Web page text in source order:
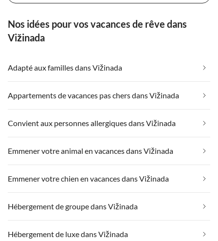
Nos idées pour vos vacances de rêve dans
Vižinada
Adapté aux familles dans Vižinada
Appartements de vacances pas chers dans Vižinada
Convient aux personnes allergiques dans Vižinada
Emmener votre animal en vacances dans Vižinada
Emmener votre chien en vacances dans Vižinada
Hébergement de groupe dans Vižinada
Hébergement de luxe dans Vižinada